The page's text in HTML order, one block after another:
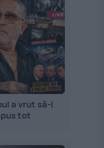
a vrut să-l
tot